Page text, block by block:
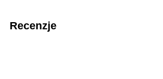
Recenzje